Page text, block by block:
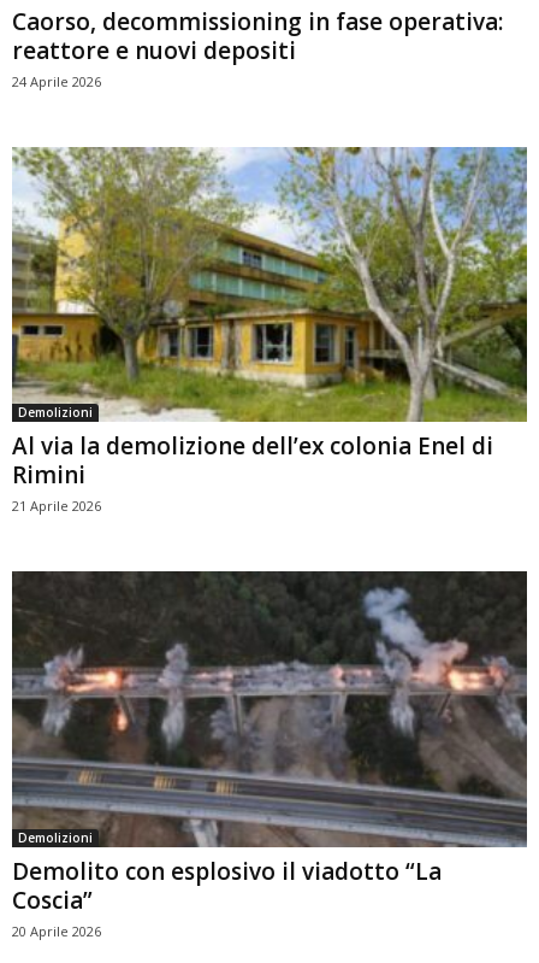
Caorso, decommissioning in fase operativa:
reattore e nuovi depositi
24 Aprile 2026
Demolizioni
Al via la demolizione dell’ex colonia Enel di
Rimini
21 Aprile 2026
Demolizioni
Demolito con esplosivo il viadotto “La
Coscia”
20 Aprile 2026